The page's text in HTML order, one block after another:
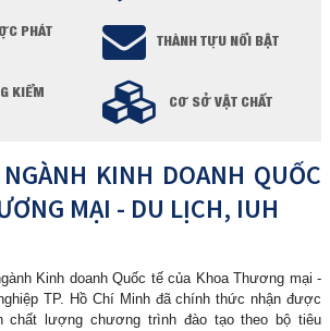
PHÁT
THÀNH TỰU NỔI BẬT
KIỂM
CƠ SỞ VẬT CHẤT
KINH DOANH QUỐC
MẠI - DU LỊCH, IUH
Kinh doanh Quốc tế của Khoa Thương mại -
TP. Hồ Chí Minh đã chính thức nhận được
chất lượng chương trình đào tạo theo bộ tiêu